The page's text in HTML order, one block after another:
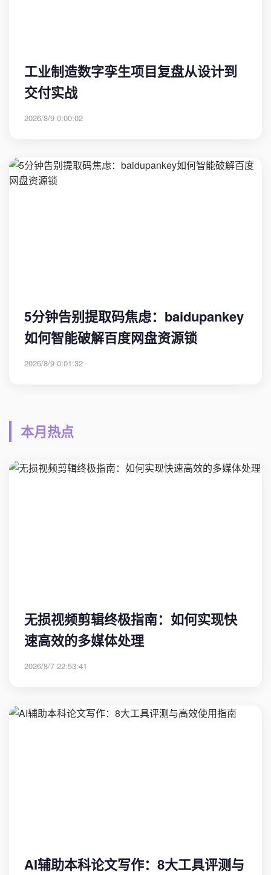
工业制造数字孪生项目复盘从设计到
交付实战
2026/8/9 0:00:02
5分钟告别提取码焦虑：baidupankey
如何智能破解百度网盘资源锁
2026/8/9 0:01:32
本月热点
无损视频剪辑终极指南：如何实现快
速高效的多媒体处理
2026/8/7 22:53:41
AI辅助本科论文写作：8大工具评测与